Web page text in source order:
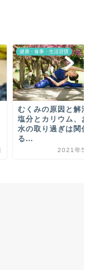
健康・食事・生活習慣
むくみの原因と解消
塩分とカリウム、お
水の取り過ぎは関係
る...
2021年5